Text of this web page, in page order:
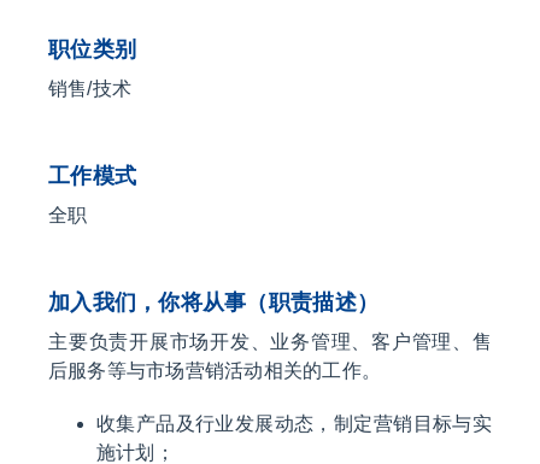
职位类别
销售/技术
工作模式
全职
加入我们，你将从事（职责描述）
主要负责开展市场开发、业务管理、客户管理、售
后服务等与市场营销活动相关的工作。
收集产品及行业发展动态，制定营销目标与实
施计划；